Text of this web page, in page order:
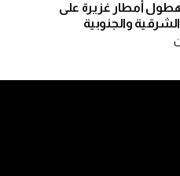
أمطار غزيرة على
والجنوبية